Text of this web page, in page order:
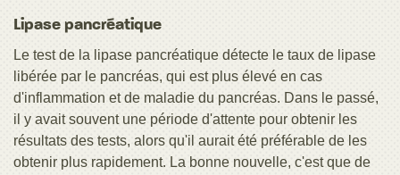
Lipase pancréatique
Le test de la lipase pancréatique détecte le taux de lipase
libérée par le pancréas, qui est plus élevé en cas
d'inflammation et de maladie du pancréas. Dans le passé,
il y avait souvent une période d'attente pour obtenir les
résultats des tests, alors qu'il aurait été préférable de les
obtenir plus rapidement. La bonne nouvelle, c'est que de